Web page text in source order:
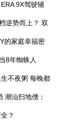
画廊夜游
美景
向世界！
教堂见
9X驾驶辅
逆势而上？ 双
的家庭幸福密
8年蜘蛛人
不夜粥 每晚都
潮汕扫地僧：
？